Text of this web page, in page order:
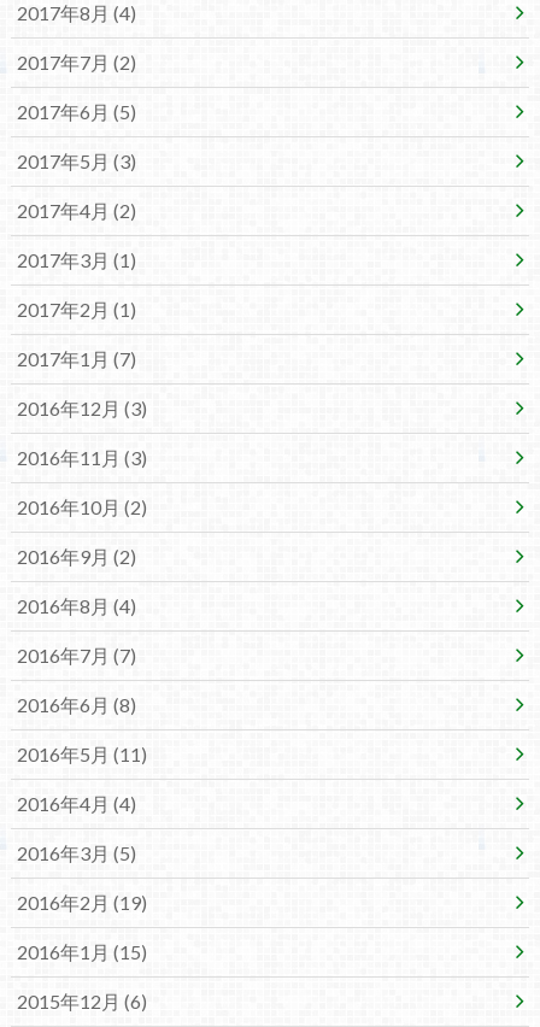
2017年8月 (4)
2017年7月 (2)
2017年6月 (5)
2017年5月 (3)
2017年4月 (2)
2017年3月 (1)
2017年2月 (1)
2017年1月 (7)
2016年12月 (3)
2016年11月 (3)
2016年10月 (2)
2016年9月 (2)
2016年8月 (4)
2016年7月 (7)
2016年6月 (8)
2016年5月 (11)
2016年4月 (4)
2016年3月 (5)
2016年2月 (19)
2016年1月 (15)
2015年12月 (6)